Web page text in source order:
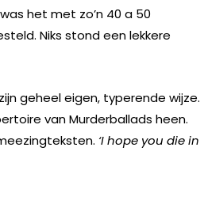
het met zo’n 40 a 50
Niks stond een lekkere
geheel eigen, typerende wijze.
van Murderballads heen.
‘I hope you die in